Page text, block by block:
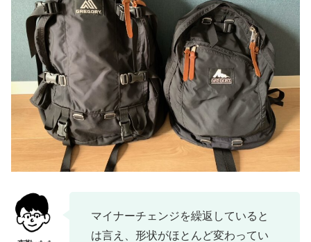
マイナーチェンジを繰返していると
は言え、形状がほとんど変わってい